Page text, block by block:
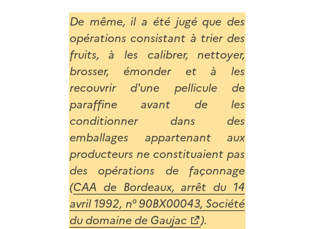
De même, il a été jugé que des
opérations consistant à trier des
fruits, à les calibrer, nettoyer,
brosser, émonder et à les
recouvrir d'une pellicule de
paraffine avant de les
conditionner dans des
emballages appartenant aux
producteurs ne constituaient pas
des opérations de façonnage
(CAA de Bordeaux, arrêt du 14
avril 1992, n° 90BX00043, Société
du domaine de Gaujac
).